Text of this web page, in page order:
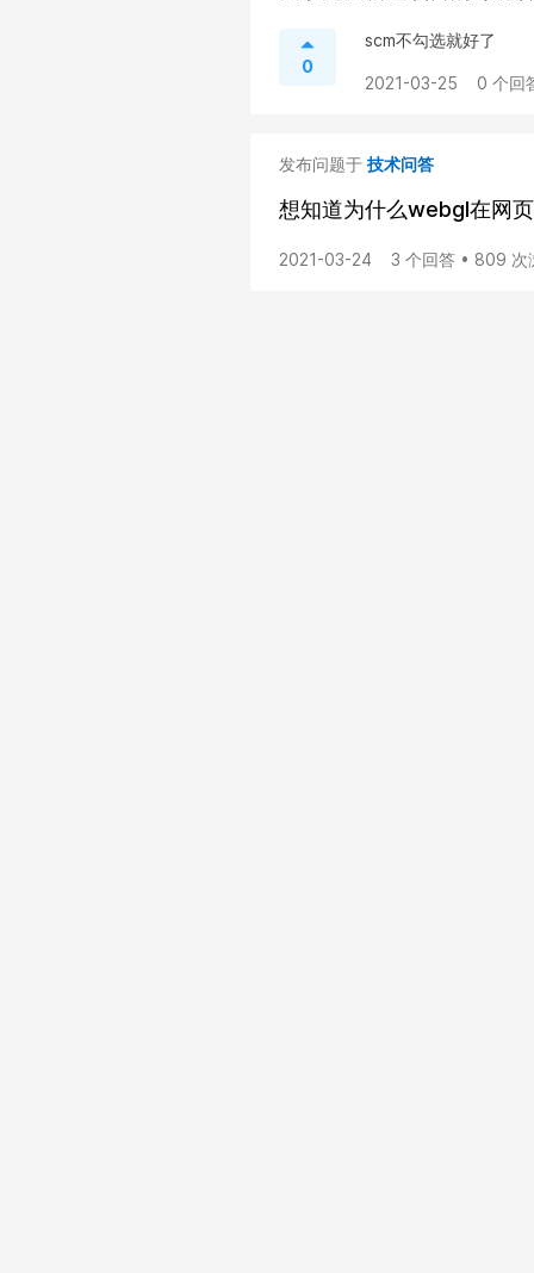
0
scm不勾选就好了
2021-03-25 0 个回
发布问题于 技术问答
想知道为什么webgl在网
2021-03-24 3 个回答 • 809 次